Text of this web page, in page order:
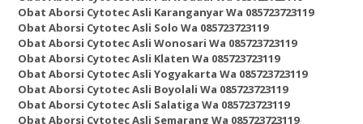
Obat Aborsi Cytotec Asli Karanganyar Wa 085723723119
Obat Aborsi Cytotec Asli Solo Wa 085723723119
Obat Aborsi Cytotec Asli Wonosari Wa 085723723119
Obat Aborsi Cytotec Asli Klaten Wa 085723723119
Obat Aborsi Cytotec Asli Yogyakarta Wa 085723723119
Obat Aborsi Cytotec Asli Boyolali Wa 085723723119
Obat Aborsi Cytotec Asli Salatiga Wa 085723723119
Obat Aborsi Cytotec Asli Semarang Wa 085723723119